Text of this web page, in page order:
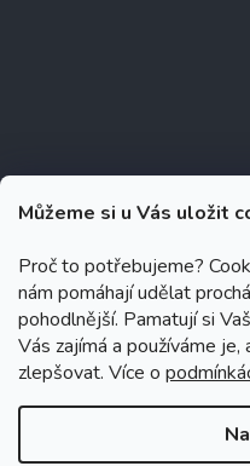
Můžeme si u Vás uložit
Proč to potřebujeme?
nám pomáhají udělat
pohodlnější. Pamatují si
Vás zajímá a používáme
zlepšovat. Více o
Copyright 2026 Zubáček.cz
Grafický návrh vytvořil a na